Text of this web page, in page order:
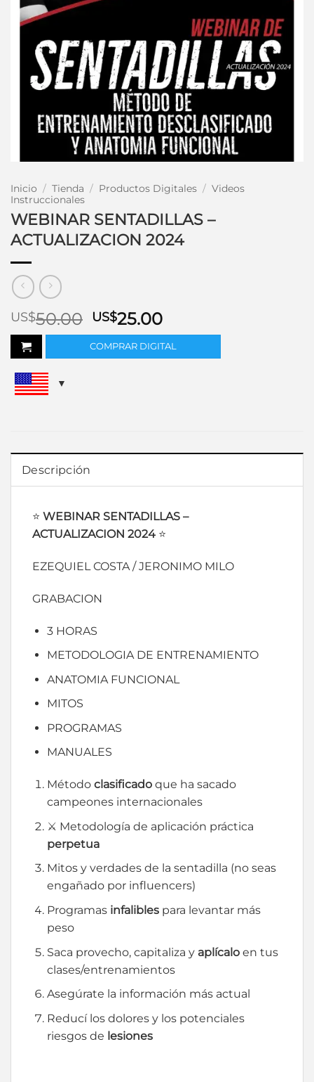
Inicio / Tienda / Productos Digitales / Videos
Instruccionales
WEBINAR SENTADILLAS –
ACTUALIZACION 2024
US$50.00 El
precio
original
US$25.00El
precio
actual
COMPRAR DIGITAL
Descripción
⭐ WEBINAR SENTADILLAS –
ACTUALIZACION 2024 ⭐
EZEQUIEL COSTA / JERONIMO MILO
GRABACION
3 HORAS
METODOLOGIA DE ENTRENAMIENTO
ANATOMIA FUNCIONAL
MITOS
PROGRAMAS
MANUALES
Método clasificadoque ha sacado
campeones internacionales
⚔ Metodología de aplicación práctica
perpetua
Mitos y verdades de la sentadilla (no seas
engañado por influencers)
Programas infaliblespara levantar más
peso
Saca provecho, capitaliza y aplícaloen tus
clases/entrenamientos
Asegúrate la información más actual
Reducí los dolores y los potenciales
riesgos de lesiones